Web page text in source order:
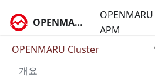
OPENMARU Docs
OPENMARU
APM
OPENMARU Cluster
개요